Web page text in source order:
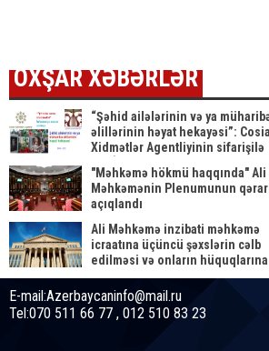
OXŞAR XƏBƏRLƏR
“Şəhid ailələrinin və ya
əlillərinin həyat hekayəsi”: Cosial
Xidmətlər Agentliyinin sifarişilə
"Məhkəmə hökmü haqqında" Ali
Məhkəmənin Plenumunun
açıqlandı
Ali Məhkəmə inzibati məhkəmə
icraatına üçüncü şəxslərin cəlb
edilməsi və onların
qərardad qəbul etdi
E-mail:Azerbaycaninfo@mail.ru
Tel:070 511 66 77 , 012 510 83 23